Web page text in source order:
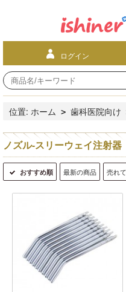
ログイン
位置: ホーム > 歯科医院向け
ノズル-スリーウェイ注射器
おすすめ順 最新の商品 売れ